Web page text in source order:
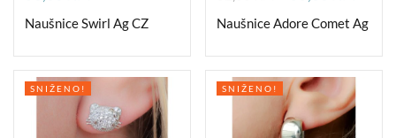
Naušnice Swirl Ag CZ Naušnice Adore Comet Ag
SNIŽENO! SNIŽENO!